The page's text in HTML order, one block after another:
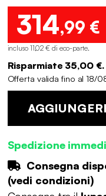
314,99 €
incluso 11,02 € di eco-parte.
Risparmiate 35,00 €.
Offerta valida fino al 18/
Spedizione
Consegna
(vedi condizioni)